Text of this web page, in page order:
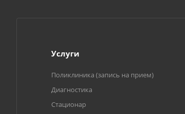
Услуги
Поликлиника (запись на прием)
Диагностика
Стационар